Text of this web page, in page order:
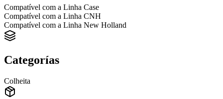
Compatível com a Linha Case
Compatível com a Linha CNH
Compatível com a Linha New Holland
Categorías
Colheita